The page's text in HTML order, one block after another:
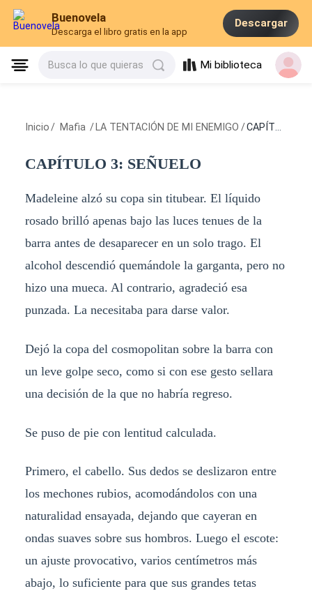
Buenovela
Descarga el libro gratis en la app
Descargar
Busca lo que quieras Mi biblioteca
Inicio / Mafia / LA TENTACIÓN DE MI ENEMIGO /CAPÍTULO 3: SEÑUELO
CAPÍTULO 3: SEÑUELO
Madeleine alzó su copa sin titubear. El líquido
rosado brilló apenas bajo las luces tenues de la
barra antes de desaparecer en un solo trago. El
alcohol descendió quemándole la garganta, pero no
hizo una mueca. Al contrario, agradeció esa
punzada. La necesitaba para darse valor.
Dejó la copa del cosmopolitan sobre la barra con
un leve golpe seco, como si con ese gesto sellara
una decisión de la que no habría regreso.
Se puso de pie con lentitud calculada.
Primero, el cabello. Sus dedos se deslizaron entre
los mechones rubios, acomodándolos con una
naturalidad ensayada, dejando que cayeran en
ondas suaves sobre sus hombros. Luego el escote:
un ajuste provocativo, varios centímetros más
abajo, lo suficiente para que sus grandes tetas